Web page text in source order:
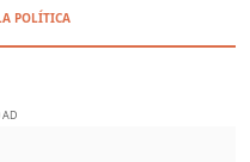
POLÍTICA